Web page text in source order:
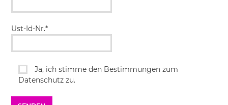
Ust-Id-Nr.*
Ja, ich stimme den Bestimmungen zum
Datenschutz zu.